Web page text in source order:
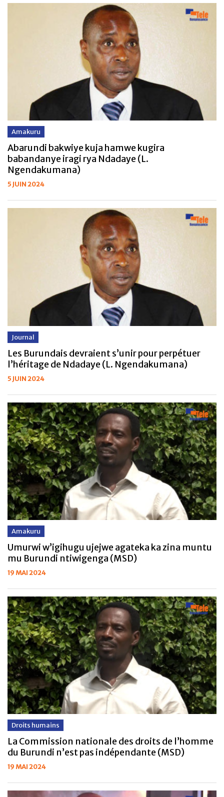
Amakuru
Abarundi bakwiye kuja hamwe kugira
babandanye iragi rya Ndadaye (L.
Ngendakumana)
5 JUIN 2024
Journal
Les Burundais devraient s’unir pour perpétuer
l’héritage de Ndadaye (L. Ngendakumana)
5 JUIN 2024
Amakuru
Umurwi w’igihugu ujejwe agateka ka zina muntu
mu Burundi ntiwigenga (MSD)
19 MAI 2024
Droits humains
La Commission nationale des droits de l’homme
du Burundi n’est pas indépendante (MSD)
19 MAI 2024